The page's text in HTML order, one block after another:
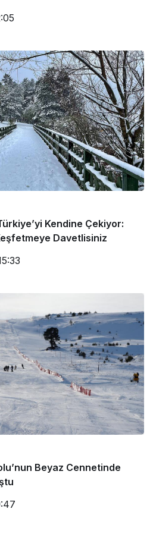
Kendine Çekiyor:
Davetlisiniz
Beyaz Cennetinde